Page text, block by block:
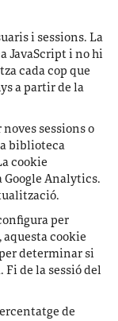
i sessions. La
JavaScript i no hi
cada cop que
a partir de la
sessions o
biblioteca
cookie
Google Analytics.
per
cookie
determinar si
Fi de la sessió del
de